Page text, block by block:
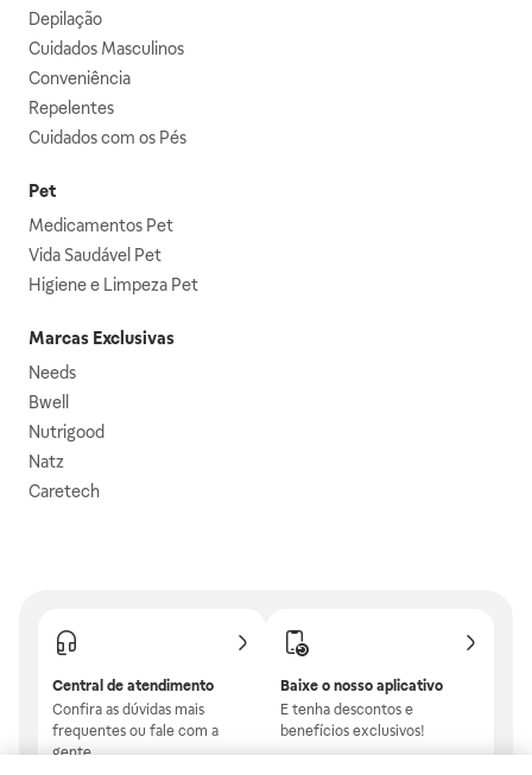
Depilação
Cuidados Masculinos
Conveniência
Repelentes
Cuidados com os Pés
Pet
Medicamentos Pet
Vida Saudável Pet
Higiene e Limpeza Pet
Marcas Exclusivas
Needs
Bwell
Nutrigood
Natz
Caretech
Central de atendimento
Confira as dúvidas mais
frequentes ou fale com a
gente.
Baixe o nosso aplicativo
E tenha descontos e
benefícios exclusivos!